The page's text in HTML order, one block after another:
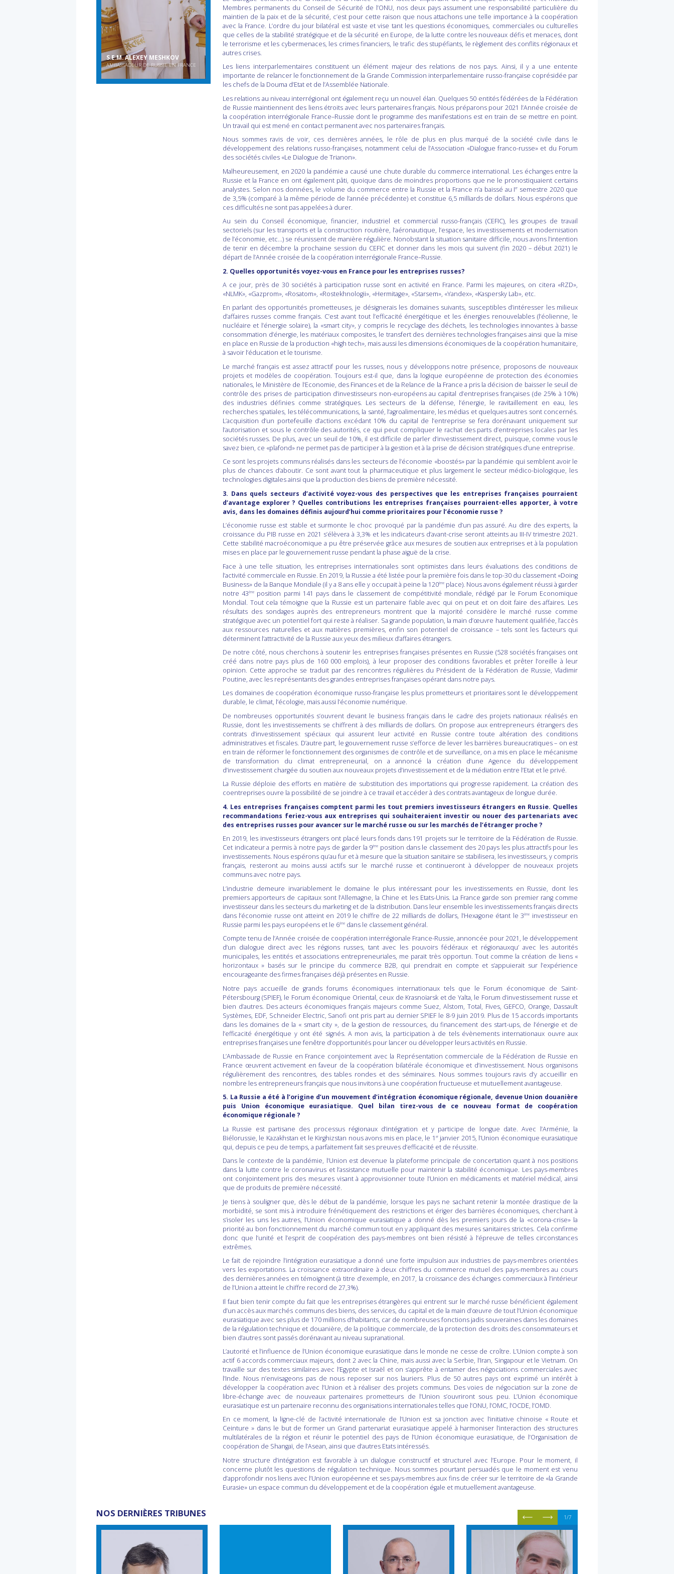
S.E.M. ALEXEY MESHKOV
AMBASSADEUR DE RUSSIE EN FRANCE
Membres permanents du Conseil de Sécurité de l’ONU, nos deux pays assument une responsabilité particulière du
maintien de la paix et de la sécurité, c’est pour cette raison que nous attachons une telle importance à la coopération
avec la France. L’ordre du jour bilatéral est vaste et vise tant les questions économiques, commerciales ou culturelles
que celles de la stabilité stratégique et de la sécurité en Europe, de la lutte contre les nouveaux défis et menaces, dont
le terrorisme et les cybermenaces, les crimes financiers, le trafic des stupéfiants, le règlement des conflits régionaux et
autres crises.
Les liens interparlementaires constituent un élément majeur des relations de nos pays. Ainsi, il y a une entente
importante de relancer le fonctionnement de la Grande Commission interparlementaire russo-française coprésidée par
les chefs de la Douma d’Etat et de l’Assemblée Nationale.
Les relations au niveau interrégional ont également reçu un nouvel élan. Quelques 50 entités fédérées de la Fédération
de Russie maintiennent des liens étroits avec leurs partenaires français. Nous préparons pour 2021 l’Année croisée de
la coopération interrégionale France–Russie dont le programme des manifestations est en train de se mettre en point.
Un travail qui est mené en contact permanent avec nos partenaires français.
Nous sommes ravis de voir, ces dernières années, le rôle de plus en plus marqué de la société civile dans le
développement des relations russo-françaises, notamment celui de l’Association «Dialogue franco-russe» et du Forum
des sociétés civiles «Le Dialogue de Trianon».
Malheureusement, en 2020 la pandémie a causé une chute durable du commerce international. Les échanges entre la
Russie et la France en ont également pâti, quoique dans de moindres proportions que ne le pronostiquaient certains
analystes. Selon nos données, le volume du commerce entre la Russie et la France n’a baissé au Ier semestre 2020 que
de 3,5% (comparé à la même période de l’année précédente) et constitue 6,5 milliards de dollars. Nous espérons que
ces difficultés ne sont pas appelées à durer.
Au sein du Conseil économique, financier, industriel et commercial russo-français (CEFIC), les groupes de travail
sectoriels (sur les transports et la construction routière, l’aéronautique, l’espace, les investissements et modernisation
de l’économie, etc…) se réunissent de manière régulière. Nonobstant la situation sanitaire difficile, nous avons l’intention
de tenir en décembre la prochaine session du CEFIC et donner dans les mois qui suivent (fin 2020 – début 2021) le
départ de l’Année croisée de la coopération interrégionale France–Russie.
2. Quelles opportunités voyez-vous en France pour les entreprises russes?
A ce jour, près de 30 sociétés à participation russe sont en activité en France. Parmi les majeures, on citera «RZD»,
«NLMK», «Gazprom», «Rosatom», «Rostekhnologii», «Hermitage», «Starsem», «Yandex», «Kaspersky Lab», etc.
En parlant des opportunités prometteuses, je désignerais les domaines suivants, susceptibles d’intéresser les milieux
d’affaires russes comme français. C’est avant tout l’efficacité énergétique et les énergies renouvelables (l’éolienne, le
nucléaire et l’énergie solaire), la «smart city», y compris le recyclage des déchets, les technologies innovantes à basse
consommation d’énergie, les matériaux composites, le transfert des dernières technologies françaises ainsi que la mise
en place en Russie de la production «high tech», mais aussi les dimensions économiques de la coopération humanitaire,
à savoir l’éducation et le tourisme.
Le marché français est assez attractif pour les russes, nous y développons notre présence, proposons de nouveaux
projets et modèles de coopération. Toujours est-il que, dans la logique européenne de protection des économies
nationales, le Ministère de l’Economie, des Finances et de la Relance de la France a pris la décision de baisser le seuil de
contrôle des prises de participation d’investisseurs non-européens au capital d’entreprises françaises (de 25% à 10%)
des industries définies comme stratégiques. Les secteurs de la défense, l’énergie, le ravitaillement en eau, les
recherches spatiales, les télécommunications, la santé, l’agroalimentaire, les médias et quelques autres sont concernés.
L’acquisition d’un portefeuille d’actions excédant 10% du capital de l’entreprise se fera dorénavant uniquement sur
l’autorisation et sous le contrôle des autorités, ce qui peut compliquer le rachat des parts d’entreprises locales par les
sociétés russes. De plus, avec un seuil de 10%, il est difficile de parler d’investissement direct, puisque, comme vous le
savez bien, ce «plafond» ne permet pas de participer à la gestion et à la prise de décision stratégiques d’une entreprise.
Ce sont les projets communs réalisés dans les secteurs de l’économie «boostés» par la pandémie qui semblent avoir le
plus de chances d’aboutir. Ce sont avant tout la pharmaceutique et plus largement le secteur médico-biologique, les
technologies digitales ainsi que la production des biens de première nécessité.
3. Dans quels secteurs d’activité voyez-vous des perspectives que les entreprises françaises pourraient
d’avantage explorer ? Quelles contributions les entreprises françaises pourraient-elles apporter, à votre
avis, dans les domaines définis aujourd’hui comme prioritaires pour l’économie russe ?
L’économie russe est stable et surmonte le choc provoqué par la pandémie d’un pas assuré. Au dire des experts, la
croissance du PIB russe en 2021 s’élèvera à 3,3% et les indicateurs d’avant-crise seront atteints au III-IV trimestre 2021.
Cette stabilité macroéconomique a pu être préservée grâce aux mesures de soutien aux entreprises et à la population
mises en place par le gouvernement russe pendant la phase aiguë de la crise.
Face à une telle situation, les entreprises internationales sont optimistes dans leurs évaluations des conditions de
l’activité commerciale en Russie. En 2019, la Russie a été listée pour la première fois dans le top-30 du classement «Doing
Business» de la Banque Mondiale (il y a 8 ans elle y occupait à peine la 120ème place). Nous avons également réussi à garder
notre 43ème
position parmi 141 pays dans le classement de compétitivité mondiale, rédigé par le Forum Economique
Mondial. Tout cela témoigne que la Russie est un partenaire fiable avec qui on peut et on doit faire des affaires. Les
résultats des sondages auprès des entrepreneurs montrent que la majorité considère le marché russe comme
stratégique avec un potentiel fort qui reste à réaliser. Sa grande population, la main d’œuvre hautement qualifiée, l’accès
aux ressources naturelles et aux matières premières, enfin son potentiel de croissance – tels sont les facteurs qui
déterminent l’attractivité de la Russie aux yeux des milieux d’affaires étrangers.
De notre côté, nous cherchons à soutenir les entreprises françaises présentes en Russie (528 sociétés françaises ont
créé dans notre pays plus de 160 000 emplois), à leur proposer des conditions favorables et prêter l’oreille à leur
opinion. Cette approche se traduit par des rencontres régulières du Président de la Fédération de Russie, Vladimir
Poutine, avec les représentants des grandes entreprises françaises opérant dans notre pays.
Les domaines de coopération économique russo-française les plus prometteurs et prioritaires sont le développement
durable, le climat, l’écologie, mais aussi l’économie numérique.
De nombreuses opportunités s’ouvrent devant le business français dans le cadre des projets nationaux réalisés en
Russie, dont les investissements se chiffrent à des milliards de dollars. On propose aux entrepreneurs étrangers des
contrats d’investissement spéciaux qui assurent leur activité en Russie contre toute altération des conditions
administratives et fiscales. D’autre part, le gouvernement russe s’efforce de lever les barrières bureaucratiques – on est
en train de réformer le fonctionnement des organismes de contrôle et de surveillance, on a mis en place le mécanisme
de transformation du climat entrepreneurial, on a annoncé la création d’une Agence du développement
d’investissement chargée du soutien aux nouveaux projets d’investissement et de la médiation entre l’Etat et le privé.
La Russie déploie des efforts en matière de substitution des importations qui progresse rapidement. La création des
coentreprises ouvre la possibilité de se joindre à ce travail et accéder à des contrats avantageux de longue durée.
4. Les entreprises françaises comptent parmi les tout premiers investisseurs étrangers en Russie. Quelles
recommandations feriez-vous aux entreprises qui souhaiteraient investir ou nouer des partenariats avec
des entreprises russes pour avancer sur le marché russe ou sur les marchés de l’étranger proche ?
En 2019, les investisseurs étrangers ont placé leurs fonds dans 191 projets sur le territoire de la Fédération de Russie.
Cet indicateur a permis à notre pays de garder la 9ème position dans le classement des 20 pays les plus attractifs pour les
investissements. Nous espérons qu’au fur et à mesure que la situation sanitaire se stabilisera, les investisseurs, y compris
français, resteront au moins aussi actifs sur le marché russe et continueront à développer de nouveaux projets
communs avec notre pays.
L’industrie demeure invariablement le domaine le plus intéressant pour les investissements en Russie, dont les
premiers apporteurs de capitaux sont l’Allemagne, la Chine et les Etats-Unis. La France garde son premier rang comme
investisseur dans les secteurs du marketing et de la distribution. Dans leur ensemble les investissements français directs
dans l’économie russe ont atteint en 2019 le chiffre de 22 milliards de dollars, l’Hexagone étant le 3ème
investisseur en
Russie parmi les pays européens et le 6ème dans le classement général.
Compte tenu de l’Année croisée de coopération interrégionale France-Russie, annoncée pour 2021, le développement
d’un dialogue direct avec les régions russes, tant avec les pouvoirs fédéraux et régionauxqu’ avec les autorités
municipales, les entités et associations entrepreneuriales, me parait très opportun. Tout comme la création de liens «
horizontaux » basés sur le principe du commerce B2B, qui prendrait en compte et s’appuierait sur l’expérience
encourageante des firmes françaises déjà présentes en Russie.
Notre pays accueille de grands forums économiques internationaux tels que le Forum économique de Saint-
Pétersbourg (SPIEF), le Forum économique Oriental, ceux de Krasnoïarsk et de Yalta, le Forum d’investissement russe et
bien d’autres. Des acteurs économiques français majeurs comme Suez, Alstom, Total, Fives, GEFCO, Orange, Dassault
Systèmes, EDF, Schneider Electric, Sanofi ont pris part au dernier SPIEF le 8-9 juin 2019. Plus de 15 accords importants
dans les domaines de la « smart city », de la gestion de ressources, du financement des start-ups, de l’énergie et de
l’efficacité énergétique y ont été signés. A mon avis, la participation à de tels évènements internationaux ouvre aux
entreprises françaises une fenêtre d’opportunités pour lancer ou développer leurs activités en Russie.
L’Ambassade de Russie en France conjointement avec la Représentation commerciale de la Fédération de Russie en
France œuvrent activement en faveur de la coopération bilatérale économique et d’investissement. Nous organisons
régulièrement des rencontres, des tables rondes et des séminaires. Nous sommes toujours ravis d’y accueillir en
nombre les entrepreneurs français que nous invitons à une coopération fructueuse et mutuellement avantageuse.
5. La Russie a été à l’origine d’un mouvement d’intégration économique régionale, devenue Union douanière
puis Union économique eurasiatique. Quel bilan tirez-vous de ce nouveau format de coopération
économique régionale ?
La Russie est partisane des processus régionaux d’intégration et y participe de longue date. Avec l’Arménie, la
Biélorussie, le Kazakhstan et le Kirghizstan nous avons mis en place, le 1 erjanvier 2015, l’Union économique eurasiatique
qui, depuis ce peu de temps, a parfaitement fait ses preuves d’efficacité et de réussite.
Dans le contexte de la pandémie, l’Union est devenue la plateforme principale de concertation quant à nos positions
dans la lutte contre le coronavirus et l’assistance mutuelle pour maintenir la stabilité économique. Les pays-membres
ont conjointement pris des mesures visant à approvisionner toute l’Union en médicaments et matériel médical, ainsi
que de produits de première nécessité.
Je tiens à souligner que, dès le début de la pandémie, lorsque les pays ne sachant retenir la montée drastique de la
morbidité, se sont mis à introduire frénétiquement des restrictions et ériger des barrières économiques, cherchant à
s’isoler les uns les autres, l’Union économique eurasiatique a donné dès les premiers jours de la «corona-crise» la
priorité au bon fonctionnement du marché commun tout en y appliquant des mesures sanitaires strictes. Cela confirme
donc que l’unité et l’esprit de coopération des pays-membres ont bien résisté à l’épreuve de telles circonstances
extrêmes.
Le fait de rejoindre l’intégration eurasiatique a donné une forte impulsion aux industries de pays-membres orientées
vers les exportations. La croissance extraordinaire à deux chiffres du commerce mutuel des pays-membres au cours
des dernières années en témoignent (à titre d’exemple, en 2017, la croissance des échanges commerciaux à l’intérieur
de l’Union a atteint le chiffre record de 27,3%).
Il faut bien tenir compte du fait que les entreprises étrangères qui entrent sur le marché russe bénéficient également
d’un accès aux marchés communs des biens, des services, du capital et de la main d’œuvre de tout l’Union économique
eurasiatique avec ses plus de 170 millions d’habitants, car de nombreuses fonctions jadis souveraines dans les domaines
de la régulation technique et douanière, de la politique commerciale, de la protection des droits des consommateurs et
bien d’autres sont passés dorénavant au niveau supranational.
L’autorité et l’influence de l’Union économique eurasiatique dans le monde ne cesse de croître. L’Union compte à son
actif 6 accords commerciaux majeurs, dont 2 avec la Chine, mais aussi avec la Serbie, l’Iran, Singapour et le Vietnam. On
travaille sur des textes similaires avec l’Egypte et Israël et on s’apprête à entamer des négociations commerciales avec
l’Inde. Nous n’envisageons pas de nous reposer sur nos lauriers. Plus de 50 autres pays ont exprimé un intérêt à
développer la coopération avec l’Union et à réaliser des projets communs. Des voies de négociation sur la zone de
libre-échange avec de nouveaux partenaires prometteurs de l’Union s’ouvriront sous peu. L’Union économique
eurasiatique est un partenaire reconnu des organisations internationales telles que l’ONU, l’OMC, l’OCDE, l’OMD.
En ce moment, la ligne-clé de l’activité internationale de l’Union est sa jonction avec l’initiative chinoise « Route et
Ceinture » dans le but de former un Grand partenariat eurasiatique appelé à harmoniser l’interaction des structures
multilatérales de la région et réunir le potentiel des pays de l’Union économique eurasiatique, de l’Organisation de
coopération de Shangaï, de l’Asean, ainsi que d’autres Etats intéressés.
Notre structure d’intégration est favorable à un dialogue constructif et structurel avec l’Europe. Pour le moment, il
concerne plutôt les questions de régulation technique. Nous sommes pourtant persuadés que le moment est venu
d’approfondir nos liens avec l’Union européenne et ses pays-membres aux fins de créer sur le territoire de «la Grande
Eurasie» un espace commun du développement et de la coopération égale et mutuellement avantageuse.
NOS DERNIÈRES TRIBUNES 1/7